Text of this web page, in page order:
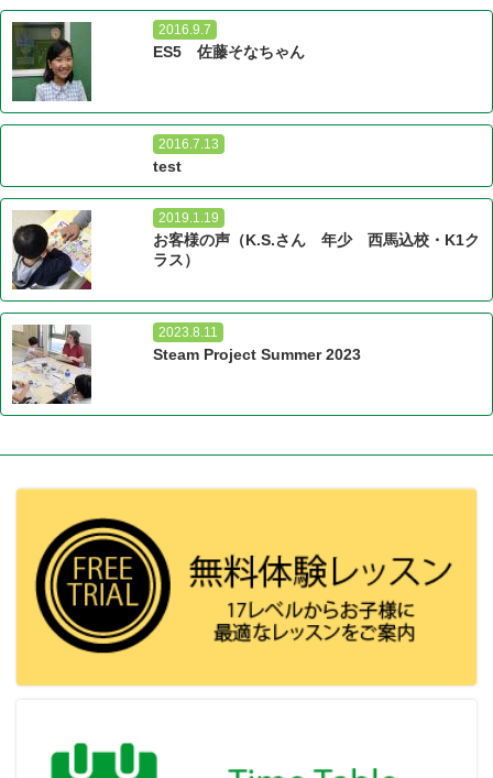
2016.9.7
ES5 佐藤そなちゃん
2016.7.13
test
2019.1.19
お客様の声（K.S.さん 年少 西馬込校・K1ク
ラス）
2023.8.11
Steam Project Summer 2023